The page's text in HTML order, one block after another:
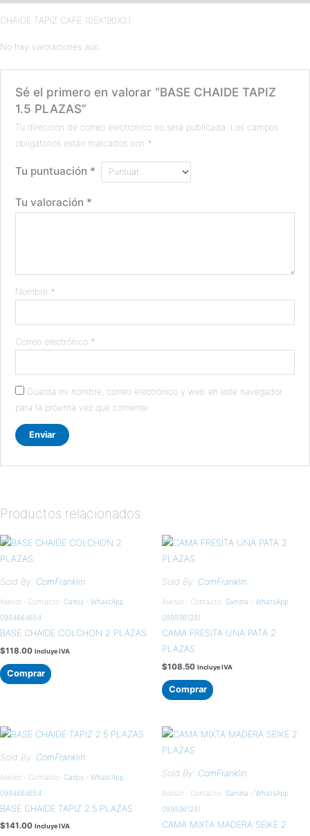
CHAIDE TAPIZ CAFE 105X190X31
No hay valoraciones aún.
Sé el primero en valorar “BASE CHAIDE TAPIZ
1.5 PLAZAS”
Tu dirección de correo electrónico no será publicada. Los campos
obligatorios están marcados con *
Tu puntuación *
Tu valoración *
Nombre *
Correo electrónico *
Guarda mi nombre, correo electrónico y web en este navegador
para la próxima vez que comente.
Productos relacionados
Sold By: ComFranklin
Asesor - Contacto: Carlos - WhastApp
0984664654
BASE CHAIDE COLCHON 2 PLAZAS
$118.00 Incluye IVA
Comprar
Sold By: ComFranklin
Asesor - Contacto: Sandra - WhatsApp
0998361281
CAMA FRESITA UNA PATA 2
PLAZAS
$108.50 Incluye IVA
Comprar
Sold By: ComFranklin
Asesor - Contacto: Carlos - WhastApp
0984664654
BASE CHAIDE TAPIZ 2.5 PLAZAS
$141.00 Incluye IVA
Sold By: ComFranklin
Asesor - Contacto: Sandra - WhatsApp
0998361281
CAMA MIXTA MADERA SEIKE 2